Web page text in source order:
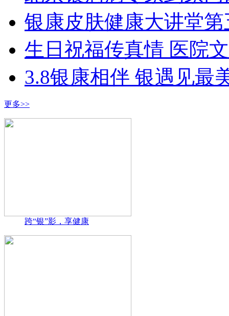
银康皮肤健康大讲堂第
生日祝福传真情 医院
3.8银康相伴 银遇见最
更多>>
跨“银”影，享健康